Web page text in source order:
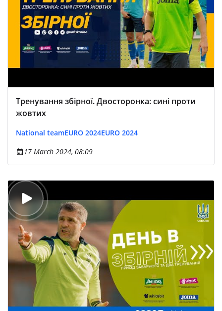
Тренування збірної. Двосторонка: сині проти
жовтих
National teamEURO 2024EURO 2024
17 March 2024, 08:09